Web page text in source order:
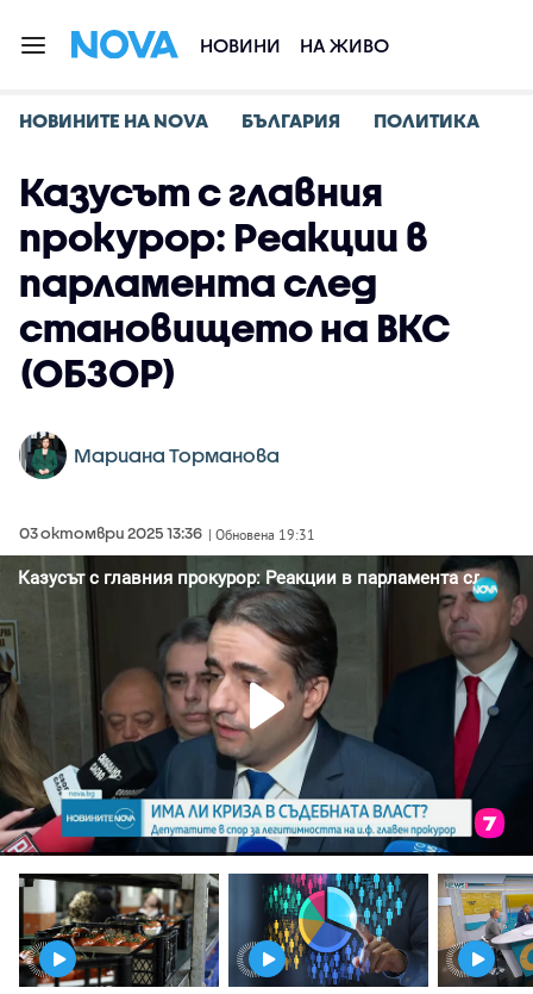
НОВИНИ НА ЖИВО
НОВИНИТЕ НА NOVA БЪЛГАРИЯ ПОЛИТИКА
Казусът с главния
прокурор: Реакции в
парламента след
становището на ВКС
(ОБЗОР)
Мариана Торманова
03 октомври 2025 13:36 | Обновена 19:31